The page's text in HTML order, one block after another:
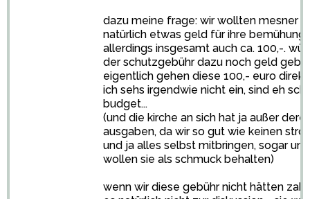
dazu meine frage: wir wollten mesner
natürlich etwas geld für ihre
allerdings insgesamt auch ca. 100,-.
der schutzgebühr dazu noch geld
eigentlich gehen diese 100,- euro
ich sehs irgendwie nicht ein, sind eh
budget...
(und die kirche an sich hat ja außer
ausgaben, da wir so gut wie keinen
und ja alles selbst mitbringen, sogar
wollen sie als schmuck behalten)
wenn wir diese gebühr nicht hätten